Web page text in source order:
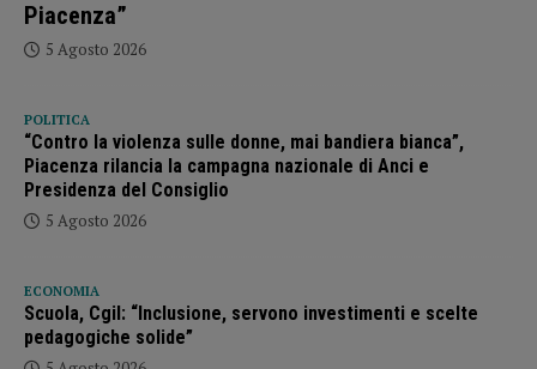
Piacenza”
5 Agosto 2026
POLITICA
“Contro la violenza sulle donne, mai bandiera bianca”,
Piacenza rilancia la campagna nazionale di Anci e
Presidenza del Consiglio
5 Agosto 2026
ECONOMIA
Scuola, Cgil: “Inclusione, servono investimenti e scelte
pedagogiche solide”